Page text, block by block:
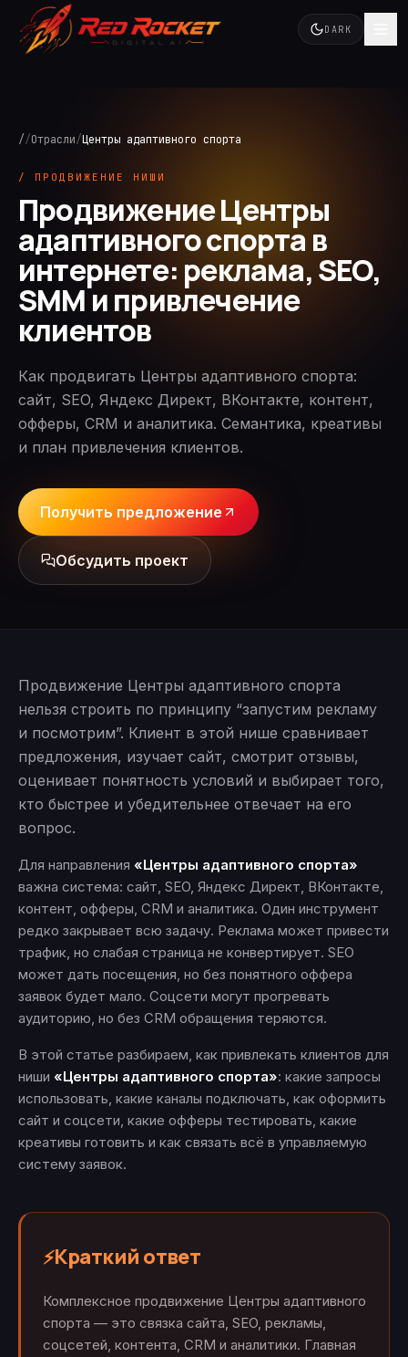
DARK
//Отрасли/Центры адаптивного спорта
/ ПРОДВИЖЕНИЕ НИШИ
Продвижение Центры
адаптивного спорта в
интернете: реклама, SEO,
SMM и привлечение
клиентов
Как продвигать Центры адаптивного спорта:
сайт, SEO, Яндекс Директ, ВКонтакте, контент,
офферы, CRM и аналитика. Семантика, креативы
и план привлечения клиентов.
Получить предложение
Обсудить проект
Продвижение Центры адаптивного спорта
нельзя строить по принципу “запустим рекламу
и посмотрим”. Клиент в этой нише сравнивает
предложения, изучает сайт, смотрит отзывы,
оценивает понятность условий и выбирает того,
кто быстрее и убедительнее отвечает на его
вопрос.
Для направления «Центры адаптивного спорта»
важна система: сайт, SEO, Яндекс Директ, ВКонтакте,
контент, офферы, CRM и аналитика. Один инструмент
редко закрывает всю задачу. Реклама может привести
трафик, но слабая страница не конвертирует. SEO
может дать посещения, но без понятного оффера
заявок будет мало. Соцсети могут прогревать
аудиторию, но без CRM обращения теряются.
В этой статье разбираем, как привлекать клиентов для
ниши «Центры адаптивного спорта»: какие запросы
использовать, какие каналы подключать, как оформить
сайт и соцсети, какие офферы тестировать, какие
креативы готовить и как связать всё в управляемую
систему заявок.
⚡Краткий ответ
Комплексное продвижение Центры адаптивного
спорта — это связка сайта, SEO, рекламы,
соцсетей, контента, CRM и аналитики. Главная